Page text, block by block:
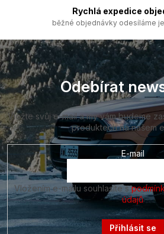
Rychlá expedice
běžné objednávky odesíláme
Z
á
p
a
t
í
Odebírat
Vložte svůj e-mail a my vám budeme
produktech na našem
E-mail
Vložením e-mailu souhlasíte s
údajů
Přihlásit se